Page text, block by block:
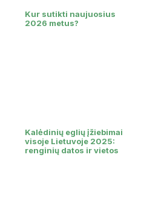
Kur sutikti naujuosius
2026 metus?
Kalėdinių eglių įžiebimai
visoje Lietuvoje 2025:
renginių datos ir vietos